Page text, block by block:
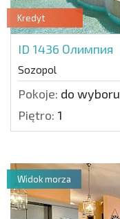
Kredyt
ID 1436 Олимпия
Sozopol
Pokoje: do wyboru
Piętro: 1
Widok morza